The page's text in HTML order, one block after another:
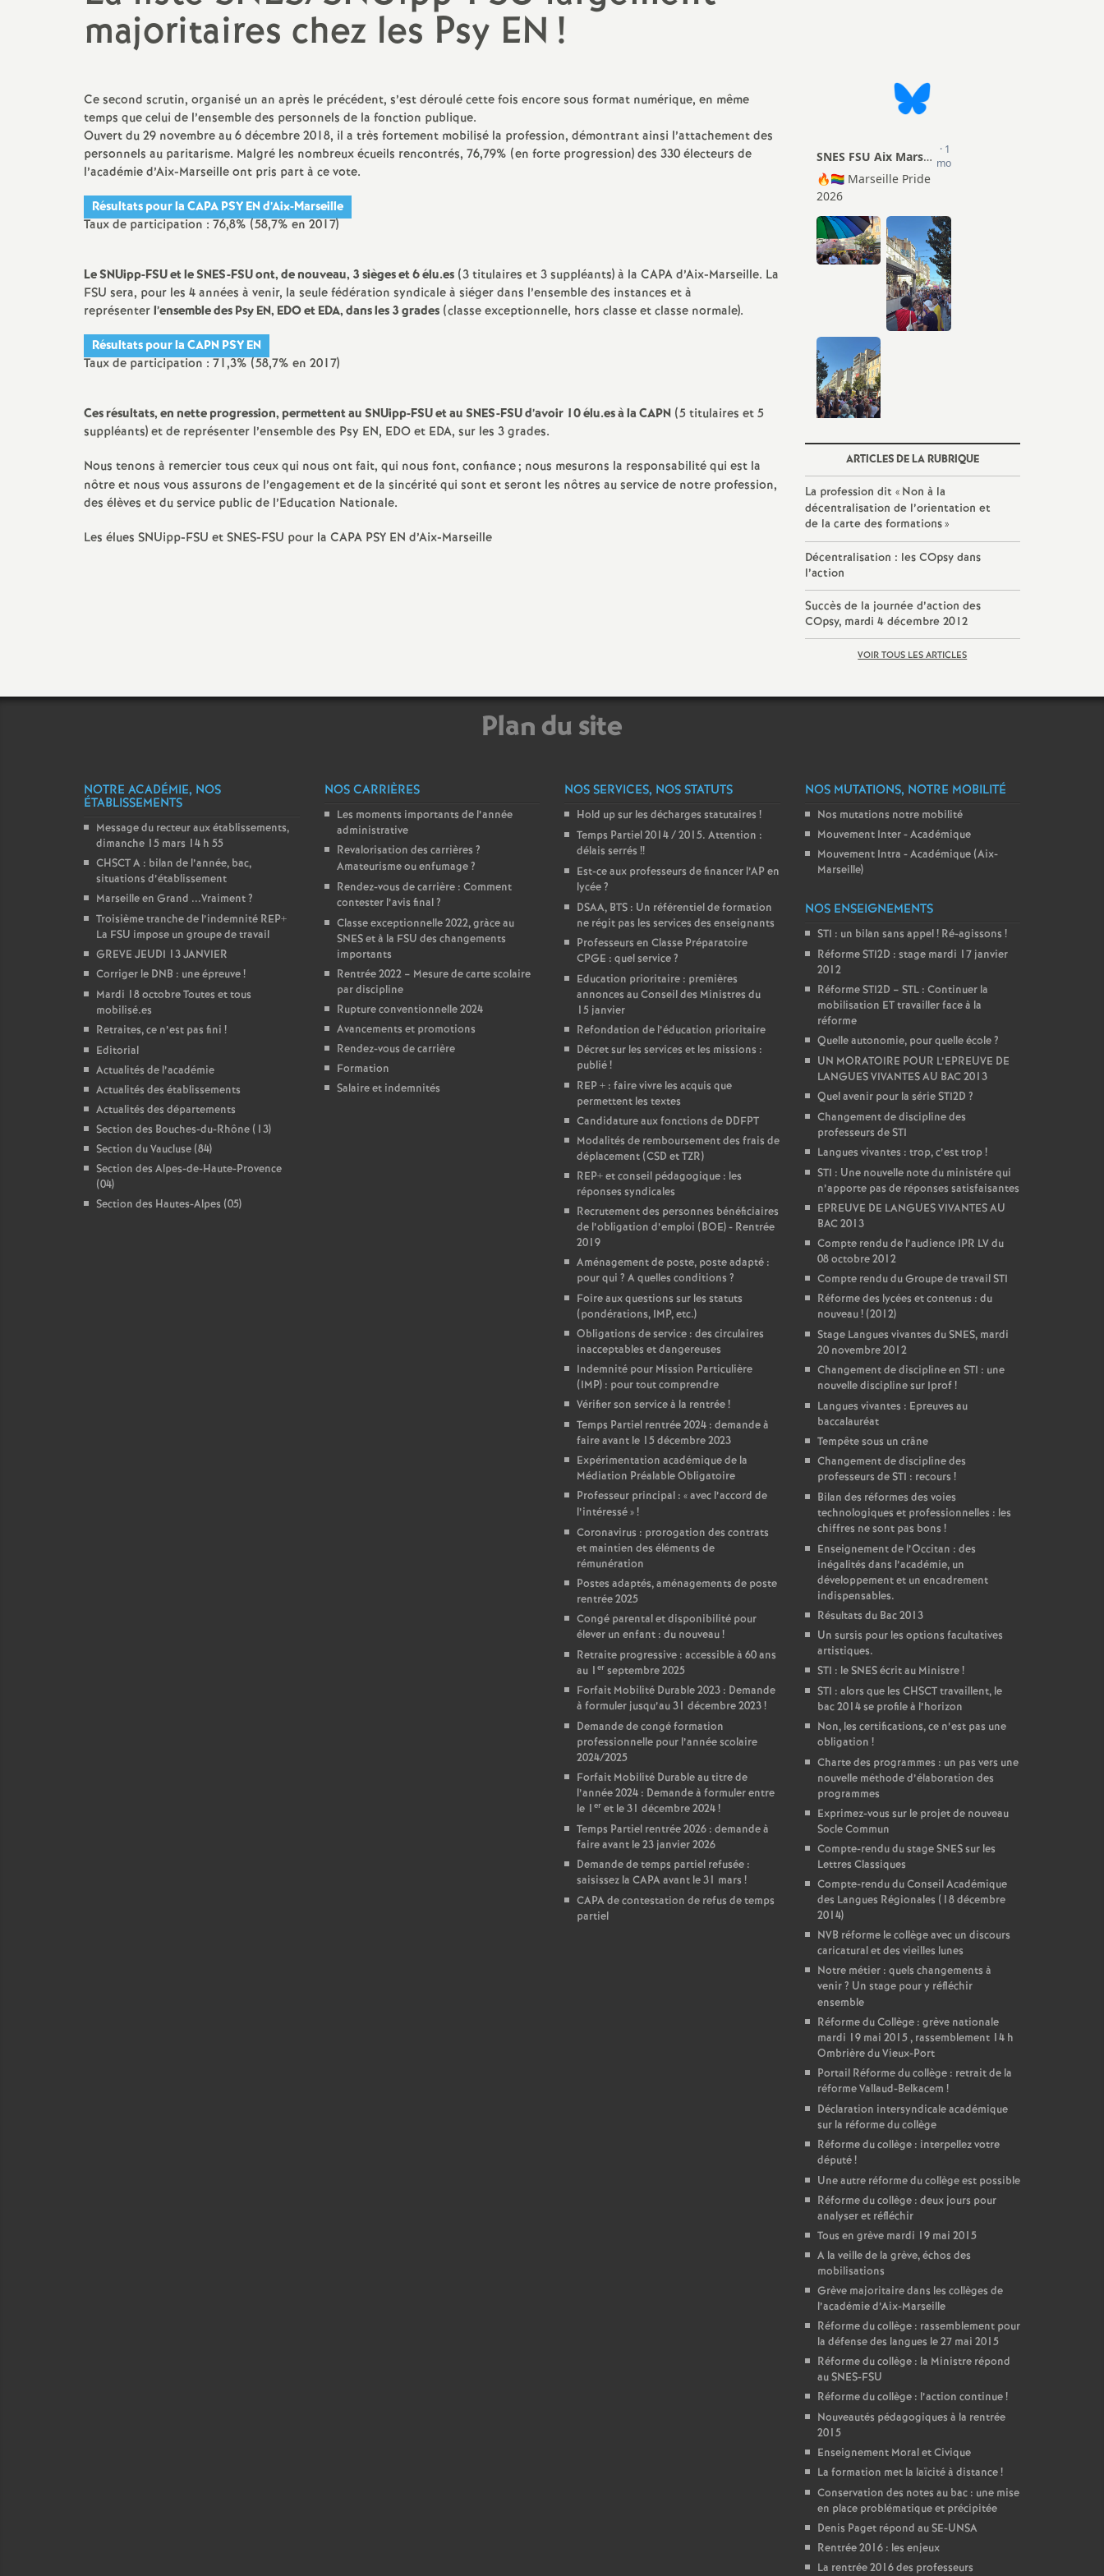
N
a
t
i
a
l
s
E
s
m
e
n
t
s
d
e
Actualités des départements
Section des Bouches-du-
Section du Vaucluse (84)
Section des Alpes-de-Haute-
Provence (04)
Section des Hautes-Alpes (05)
Salaire et indemnités
CPE
Psy-EN
Documentalistes
Retraités
Droits et Libertés
Congrés académiques du
SNES-FSU
Lettres d’information
Rubrique Culture
Infos FSU
majoritaires chez les Psy EN !
Ce second scrutin, organisé un an après le précédent, s’est déroulé cette fois encore sous format numérique, en même
temps que celui de l’ensemble des personnels de la fonction publique.
Ouvert du 29 novembre au 6 décembre 2018, il a très fortement mobilisé la profession, démontrant ainsi l’attachement des
personnels au paritarisme. Malgré les nombreux écueils rencontrés, 76,79% (en forte progression) des 330 électeurs de
l’académie d’Aix-Marseille ont pris part à ce vote.
Résultats pour la CAPA PSY EN d’Aix-Marseille
Taux de participation : 76,8% (58,7% en 2017)
Le SNUipp-FSU et le SNES-FSU ont, de nouveau, 3 sièges et 6 élu.es (3 titulaires et 3 suppléants) à la CAPA d’Aix-Marseille. La
FSU sera, pour les 4 années à venir, la seule fédération syndicale à siéger dans l’ensemble des instances et à
représenterl’ensemble des Psy EN, EDO et EDA, dans les 3 grades (classe exceptionnelle, hors classe et classe normale).
Résultats pour la CAPN PSY EN
Taux de participation : 71,3% (58,7% en 2017)
Ces résultats, en nette progression, permettent au SNUipp-FSU et au SNES-FSU d’avoir 10 élu.es à la CAPN (5 titulaires et 5
suppléants) et de représenter l’ensemble des Psy EN, EDO et EDA, sur les 3 grades.
Nous tenons à remercier tous ceux qui nous ont fait, qui nous font, confiance; nous mesurons la responsabilité qui est la
nôtre et nous vous assurons de l’engagement et de la sincérité qui sont et seront les nôtres au service de notre profession,
des élèves et du service public de l’Education Nationale.
Les élues SNUipp-FSU et SNES-FSU pour la CAPA PSY EN d’Aix-Marseille
ARTICLES DE LA RUBRIQUE
La profession dit « Non à la
décentralisation de l’orientation et
de la carte des formations»
Décentralisation : les COpsy dans
l’action
Succès de la journée d’action des
COpsy, mardi 4 décembre 2012
VOIR TOUS LES ARTICLES
Plan du site
NOTRE ACADÉMIE, NOS
ÉTABLISSEMENTS
Message du recteur aux établissements,
dimanche 15 mars 14 h 55
CHSCT A : bilan de l’année, bac,
situations d’établissement
Marseille en Grand ...Vraiment?
Troisième tranche de l’indemnité REP+
La FSU impose un groupe de travail
GREVE JEUDI 13 JANVIER
Corriger le DNB : une épreuve!
Mardi 18 octobre Toutes et tous
mobilisé.es
Retraites, ce n’est pas fini !
Editorial
Actualités de l’académie
Actualités des établissements
Actualités des départements
Section des Bouches-du-Rhône (13)
Section du Vaucluse (84)
Section des Alpes-de-Haute-Provence
(04)
Section des Hautes-Alpes (05)
NOS CARRIÈRES
Les moments importants de l’année
administrative
Revalorisation des carrières ?
Amateurisme ou enfumage?
Rendez-vous de carrière : Comment
contester l’avis final?
Classe exceptionnelle 2022, gràce au
SNES et à la FSU des changements
importants
Rentrée 2022 – Mesure de carte scolaire
par discipline
Rupture conventionnelle 2024
Avancements et promotions
Rendez-vous de carrière
Formation
Salaire et indemnités
NOS SERVICES, NOS STATUTS
Hold up sur les décharges statutaires !
Temps Partiel 2014 / 2015. Attention :
délais serrés !!
Est-ce aux professeurs de financer l’AP en
lycée?
DSAA, BTS : Un référentiel de formation
ne régit pas les services des enseignants
Professeurs en Classe Préparatoire
CPGE : quel service?
Education prioritaire : premières
annonces au Conseil des Ministres du
15 janvier
Refondation de l’éducation prioritaire
Décret sur les services et les missions :
publié!
REP + : faire vivre les acquis que
permettent les textes
Candidature aux fonctions de DDFPT
Modalités de remboursement des frais de
déplacement (CSD et TZR)
REP+ et conseil pédagogique : les
réponses syndicales
Recrutement des personnes bénéficiaires
de l’obligation d’emploi (BOE) - Rentrée
2019
Aménagement de poste, poste adapté :
pour qui ? A quelles conditions ?
Foire aux questions sur les statuts
(pondérations, IMP, etc.)
Obligations de service : des circulaires
inacceptables et dangereuses
Indemnité pour Mission Particulière
(IMP) : pour tout comprendre
Vérifier son service à la rentrée!
Temps Partiel rentrée 2024 : demande à
faire avant le 15 décembre 2023
Expérimentation académique de la
Médiation Préalable Obligatoire
Professeur principal : «avec l’accord de
l’intéressé»!
Coronavirus : prorogation des contrats
et maintien des éléments de
rémunération
Postes adaptés, aménagements de poste
rentrée 2025
Congé parental et disponibilité pour
élever un enfant : du nouveau!
Retraite progressive : accessible à 60 ans
au 1 er septembre 2025
Forfait Mobilité Durable 2023 : Demande
à formuler jusqu’au 31 décembre 2023!
Demande de congé formation
professionnelle pour l’année scolaire
2024/2025
Forfait Mobilité Durable au titre de
l’année 2024 : Demande à formuler entre
le 1 er et le 31 décembre 2024!
Temps Partiel rentrée 2026 : demande à
faire avant le 23 janvier 2026
Demande de temps partiel refusée :
saisissez la CAPA avant le 31 mars !
CAPA de contestation de refus de temps
partiel
NOS MUTATIONS, NOTRE MOBILITÉ
Nos mutations notre mobilité
Mouvement Inter - Académique
Mouvement Intra - Académique (Aix-
Marseille)
NOS ENSEIGNEMENTS
STI : un bilan sans appel! Ré-agissons !
Réforme STI2D : stage mardi 17 janvier
2012
Réforme STI2D – STL : Continuer la
mobilisation ET travailler face à la
réforme
Quelle autonomie, pour quelle école?
UN MORATOIRE POUR L’EPREUVE DE
LANGUES VIVANTES AU BAC 2013
Quel avenir pour la série STI2D ?
Changement de discipline des
professeurs de STI
Langues vivantes : trop, c’est trop!
STI : Une nouvelle note du ministére qui
n’apporte pas de réponses satisfaisantes
EPREUVE DE LANGUES VIVANTES AU
BAC 2013
Compte rendu de l’audience IPR LV du
08 octobre 2012
Compte rendu du Groupe de travail STI
Réforme des lycées et contenus : du
nouveau! (2012)
Stage Langues vivantes du SNES, mardi
20 novembre 2012
Changement de discipline en STI : une
nouvelle discipline sur Iprof!
Langues vivantes : Epreuves au
baccalauréat
Tempête sous un crâne
Changement de discipline des
professeurs de STI : recours !
Bilan des réformes des voies
technologiques et professionnelles : les
chiffres ne sont pas bons !
Enseignement de l’Occitan : des
inégalités dans l’académie, un
développement et un encadrement
indispensables.
Résultats du Bac 2013
Un sursis pour les options facultatives
artistiques.
STI : le SNES écrit au Ministre!
STI : alors que les CHSCT travaillent, le
bac 2014 se profile à l’horizon
Non, les certifications, ce n’est pas une
obligation !
Charte des programmes : un pas vers une
nouvelle méthode d’élaboration des
programmes
Exprimez-vous sur le projet de nouveau
Socle Commun
Compte-rendu du stage SNES sur les
Lettres Classiques
Compte-rendu du Conseil Académique
des Langues Régionales (18 décembre
2014)
NVB réforme le collège avec un discours
caricatural et des vieilles lunes
Notre métier : quels changements à
venir? Un stage pour y réfléchir
ensemble
Réforme du Collège : grève nationale
mardi 19 mai 2015 , rassemblement 14 h
Ombrière du Vieux-Port
Portail Réforme du collège : retrait de la
réforme Vallaud-Belkacem !
Déclaration intersyndicale académique
sur la réforme du collège
Réforme du collège : interpellez votre
député!
Une autre réforme du collège est possible
Réforme du collège : deux jours pour
analyser et réfléchir
Tous en grève mardi 19 mai 2015
A la veille de la grève, échos des
mobilisations
Grève majoritaire dans les collèges de
l’académie d’Aix-Marseille
Réforme du collège : rassemblement pour
la défense des langues le 27 mai 2015
Réforme du collège : la Ministre répond
au SNES-FSU
Réforme du collège : l’action continue!
Nouveautés pédagogiques à la rentrée
2015
Enseignement Moral et Civique
La formation met la laïcité à distance!
Conservation des notes au bac : une mise
en place problématique et précipitée
Denis Paget répond au SE-UNSA
Rentrée 2016 : les enjeux
La rentrée 2016 des professeurs